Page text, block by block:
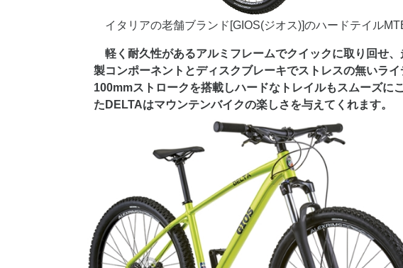
イタリアの老舗ブランド[GIOS(ジオス)]のハードテイル
軽く耐久性があるアルミフレームでクイックに取り回せ
製コンポーネントとディスクブレーキでストレスの無いラ
100mmストロークを搭載しハードなトレイルもスムーズに
たDELTAはマウンテンバイクの楽しさを与えてくれます。